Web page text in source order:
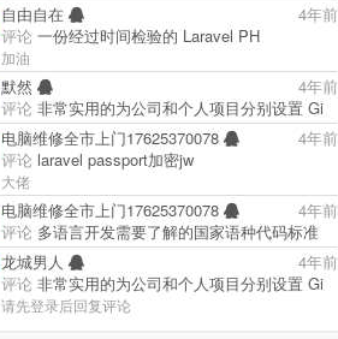
自由自在
4年前
评论 一份经过时间检验的 Laravel PH
加油
默然
4年前
评论 非常实用的为公司和个人项目分别设置 Gi
电脑维修全市上门17625370078
4年前
评论 laravel passport加密jw
大佬
电脑维修全市上门17625370078
4年前
评论 多语言开发需要了解的国家语种代码标准
龙城男人
4年前
评论 非常实用的为公司和个人项目分别设置 Gi
请先登录后回复评论